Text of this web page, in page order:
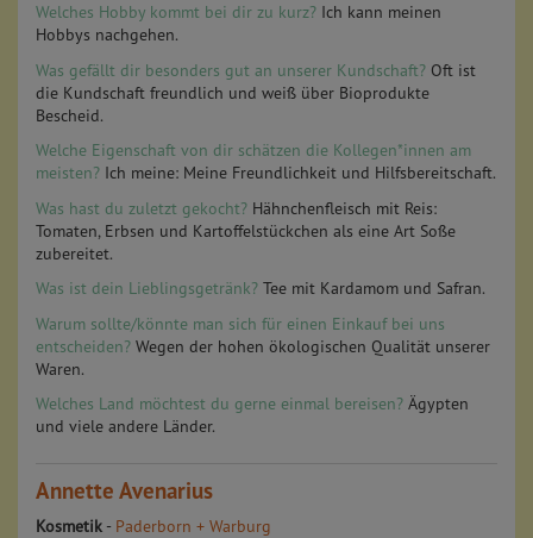
Welches Hobby kommt bei dir zu kurz? Ich kann meinen
Hobbys nachgehen.
Was gefällt dir besonders gut an unserer Kundschaft? Oft ist
die Kundschaft freundlich und weiß über Bioprodukte
Bescheid.
Welche Eigenschaft von dir schätzen die Kollegen*innen am
meisten? Ich meine: Meine Freundlichkeit und Hilfsbereitschaft.
Was hast du zuletzt gekocht? Hähnchenfleisch mit Reis:
Tomaten, Erbsen und Kartoffelstückchen als eine Art Soße
zubereitet.
Was ist dein Lieblingsgetränk? Tee mit Kardamom und Safran.
Warum sollte/könnte man sich für einen Einkauf bei uns
entscheiden? Wegen der hohen ökologischen Qualität unserer
Waren.
Welches Land möchtest du gerne einmal bereisen? Ägypten
und viele andere Länder.
Annette Avenarius
Kosmetik - Paderborn + Warburg